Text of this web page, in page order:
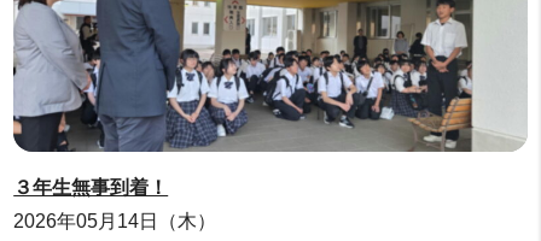
３年生無事到着！
2026年05月14日（木）